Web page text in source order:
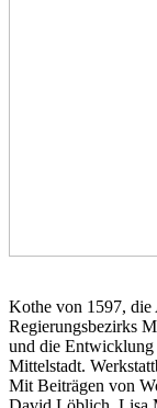
Kothe von 1597, die
Regierungsbezirks
und die
Mittelstadt.
Mit Beiträgen von